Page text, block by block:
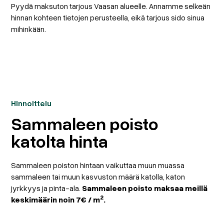
Pyydä maksuton tarjous Vaasan alueelle. Annamme selkeän
hinnan kohteen tietojen perusteella, eikä tarjous sido sinua
mihinkään.
Hinnoittelu
Sammaleen poisto
katolta hinta
Sammaleen poiston hintaan vaikuttaa muun muassa
sammaleen tai muun kasvuston määrä katolla, katon
jyrkkyys ja pinta-ala. Sammaleen poisto maksaa meillä
keskimäärin noin 7€ / m2.